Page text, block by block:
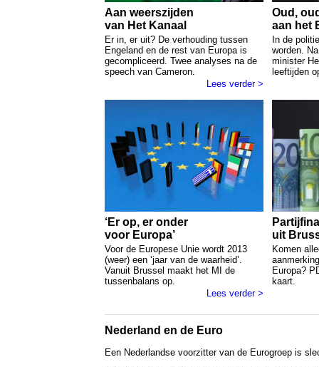
Aan weerszijden
van Het Kanaal
Er in, er uit? De verhouding tussen
Engeland en de rest van Europa is
gecompliceerd. Twee analyses na de
speech van Cameron.
Oud,
aan het
In de
worden.
minister
leeftijden
Lees verder >
‘Er op, er onder
voor Europa’
Voor de Europese Unie wordt 2013
(weer) een ‘jaar van de waarheid’.
Vanuit Brussel maakt het MI de
tussenbalans op.
uit
Komen
Europa?
kaart.
Lees verder >
Nederland en de Euro
Een Nederlandse voorzitter van de Eurogroep is